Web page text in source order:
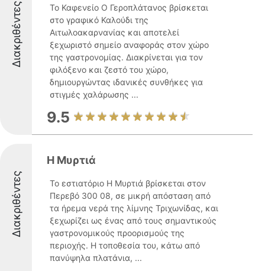
Διακριθέντες
Το Καφενείο Ο Γεροπλάτανος βρίσκεται
στο γραφικό Καλούδι της
Αιτωλοακαρνανίας και αποτελεί
ξεχωριστό σημείο αναφοράς στον χώρο
της γαστρονομίας. Διακρίνεται για τον
φιλόξενο και ζεστό του χώρο,
δημιουργώντας ιδανικές συνθήκες για
στιγμές χαλάρωσης ...
9.5
Διακριθέντες
Η Μυρτιά
Το εστιατόριο Η Μυρτιά βρίσκεται στον
Περεβό 300 08, σε μικρή απόσταση από
τα ήρεμα νερά της λίμνης Τριχωνίδας, και
ξεχωρίζει ως ένας από τους σημαντικούς
γαστρονομικούς προορισμούς της
περιοχής. Η τοποθεσία του, κάτω από
πανύψηλα πλατάνια, ...